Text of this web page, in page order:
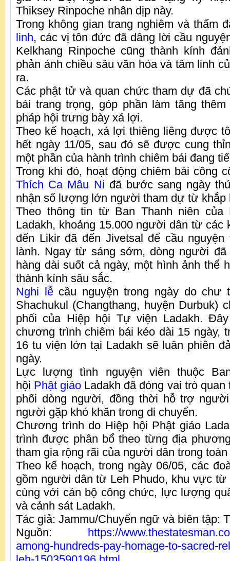
Thiksey Rinpoche nhân dịp này.
Trong không gian trang nghiêm và thấm
linh, các vị tôn đức đã dâng lời cầu
Kelkhang Rinpoche cũng thành kính
phản ánh chiều sâu văn hóa và tâm linh
ra.
Các phật tử và quan chức tham dự đã
bái trang trọng, góp phần làm tăng
pháp hội trưng bày xá lợi.
Theo kế hoạch, xá lợi thiêng liêng được
hết ngày 11/05, sau đó sẽ được cung
một phần của hành trình chiêm bái đang
Trong khi đó, hoạt động chiêm bái công
Thích Ca Mâu Ni đã bước sang ngày
nhận số lượng lớn người tham dự từ khắp
Theo thông tin từ Ban Thanh niên của
Ladakh, khoảng 15.000 người dân từ các
đến Likir đã đến Jivetsal để cầu
lành. Ngay từ sáng sớm, dòng người
hàng dài suốt cả ngày, một hình ảnh thể
thành kính sâu sắc.
Nghi lễcầu nguyện trong ngày do chư
Shachukul (Changthang, huyện Durbuk)
phối của Hiệp hội Tự viện Ladakh.
chương trình chiêm bái kéo dài 15 ngày,
16 tu viện lớn tại Ladakh sẽ luân phiên
ngày.
Lực lượng tình nguyện viên thuộc
hội Phật giáo Ladakh đã đóng vai trò
phối dòng người, đồng thời hỗ trợ
người gặp khó khăn trong di chuyển.
Chương trình do Hiệp hội Phật giáo
trình được phân bổ theo từng địa
tham gia rộng rãi của người dân trong
Theo kế hoạch, trong ngày 06/05, các
gồm người dân từ Leh Phudo, khu vực từ
cùng với cán bộ công chức, lực lượng
và cảnh sát Ladakh.
Tác giả: Jammu/Chuyển ngữ và biên tập:
Nguồn:
https://
among-hundreds-pay-homage-to-sacred-